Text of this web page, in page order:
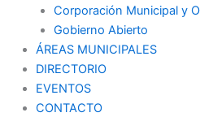
Corporación Municipal y
Gobierno Abierto
ÁREAS MUNICIPALES
DIRECTORIO
EVENTOS
CONTACTO